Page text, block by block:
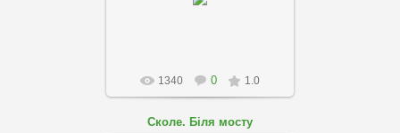
1340 0 1.0
Сколе. Біля мосту